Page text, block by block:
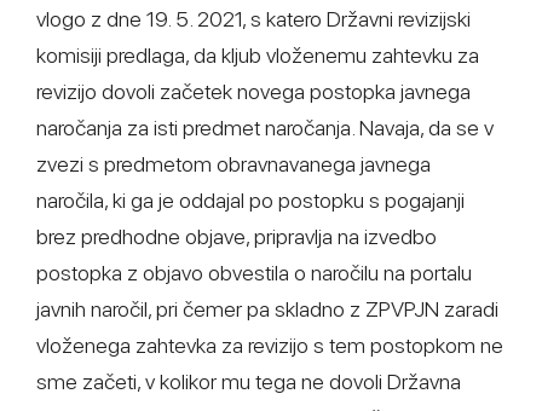
vlogo z dne 19. 5. 2021, s katero Državni revizijski
komisiji predlaga, da kljub vloženemu zahtevku za
revizijo dovoli začetek novega postopka javnega
naročanja za isti predmet naročanja. Navaja, da se v
zvezi s predmetom obravnavanega javnega
naročila, ki ga je oddajal po postopku s pogajanji
brez predhodne objave, pripravlja na izvedbo
postopka z objavo obvestila o naročilu na portalu
javnih naročil, pri čemer pa skladno z ZPVPJN zaradi
vloženega zahtevka za revizijo s tem postopkom ne
sme začeti, v kolikor mu tega ne dovoli Državna